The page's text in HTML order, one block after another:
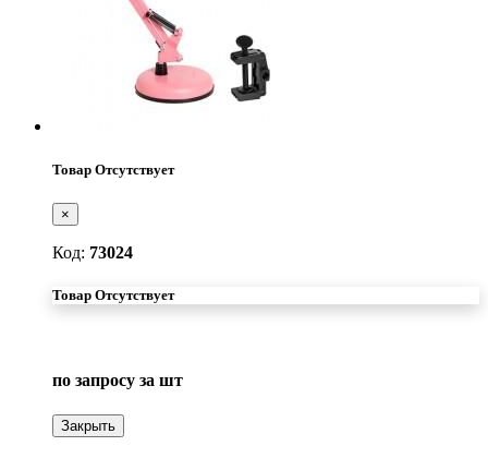
Товар Отсутствует
×
Код: 73024
Товар Отсутствует
по запросу за шт
Закрыть